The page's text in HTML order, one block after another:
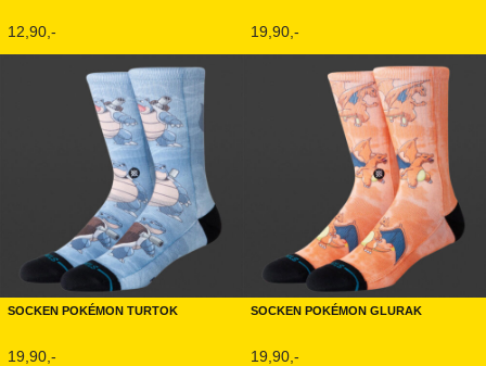
12,90,- 19,90,-
Socken Pokémon Turtok
19,90,-
Socken Pokémon Glurak
19,90,-